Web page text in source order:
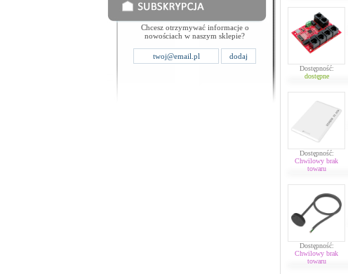
Chcesz otrzymywać informacje o
nowościach w naszym sklepie?
Dostępność:
dostępne
Dostępność:
Chwilowy brak
towaru
Dostępność:
Chwilowy brak
towaru